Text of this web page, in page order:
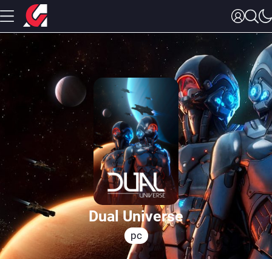
Dual Universe
pc